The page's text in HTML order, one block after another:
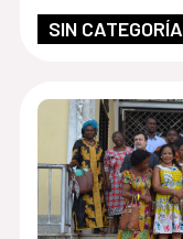
SIN CATEGORÍA